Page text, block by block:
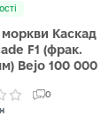
моркви Каскад
F1 (фрак.
Bejo 100 000
0